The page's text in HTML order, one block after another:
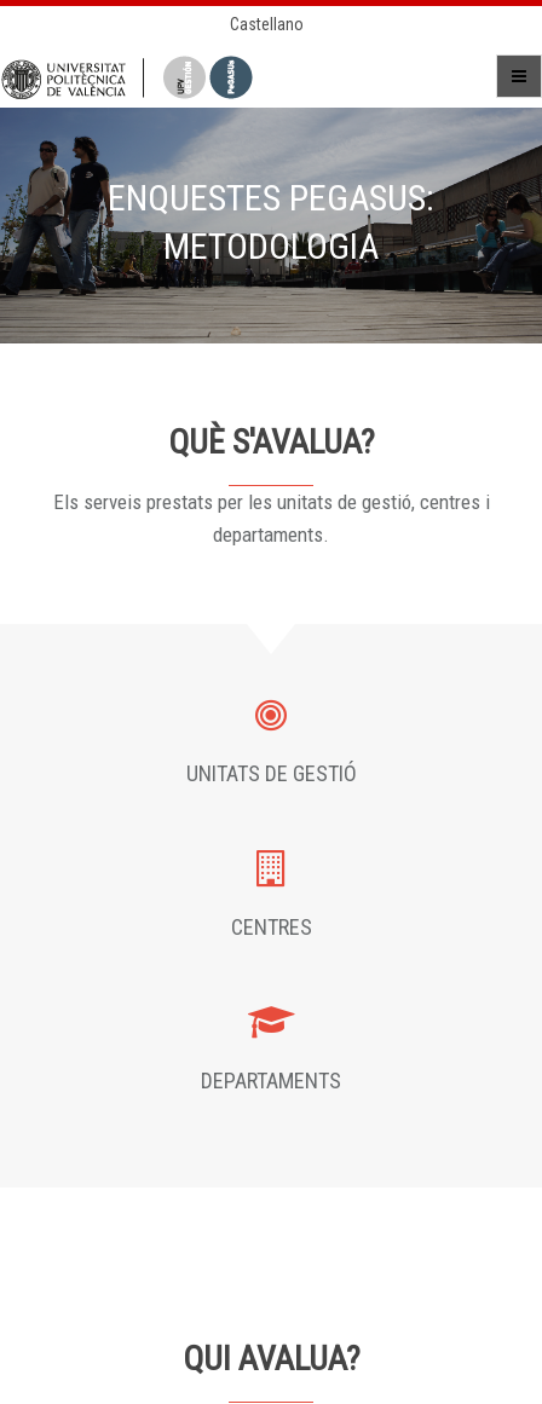
Castellano
ENQUESTES PEGASUS:
METODOLOGIA
QUÈ S'AVALUA?
Els serveis prestats per les unitats de gestió, centres i
departaments.
UNITATS DE GESTIÓ
CENTRES
DEPARTAMENTS
QUI AVALUA?